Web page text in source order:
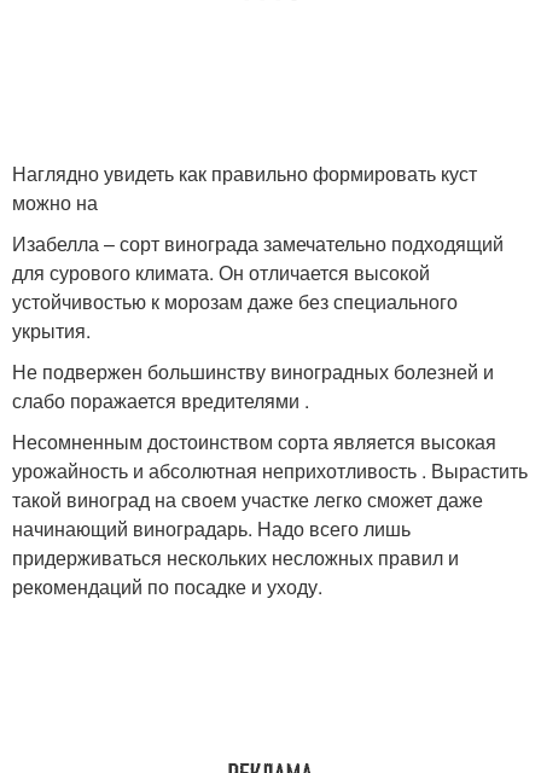
Наглядно увидеть как правильно формировать куст
можно на
Изабелла – сорт винограда замечательно подходящий
для сурового климата. Он отличается высокой
устойчивостью к морозам даже без специального
укрытия.
Не подвержен большинству виноградных болезней и
слабо поражается вредителями .
Несомненным достоинством сорта является высокая
урожайность и абсолютная неприхотливость . Вырастить
такой виноград на своем участке легко сможет даже
начинающий виноградарь. Надо всего лишь
придерживаться нескольких несложных правил и
рекомендаций по посадке и уходу.